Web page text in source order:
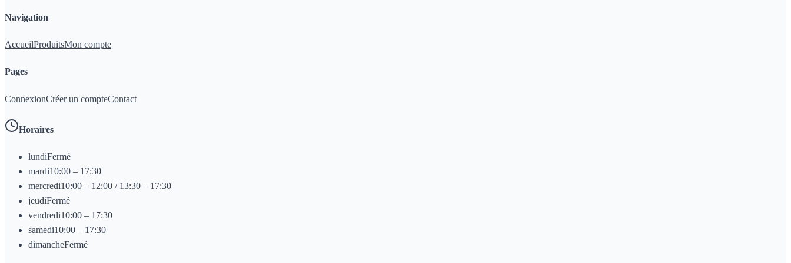
Navigation
AccueilProduitsMon compte
Pages
ConnexionCréer un compteContact
Horaires
lundiFermé
mardi10:00 – 17:30
mercredi10:00 – 12:00 / 13:30 – 17:30
jeudiFermé
vendredi10:00 – 17:30
samedi10:00 – 17:30
dimancheFermé